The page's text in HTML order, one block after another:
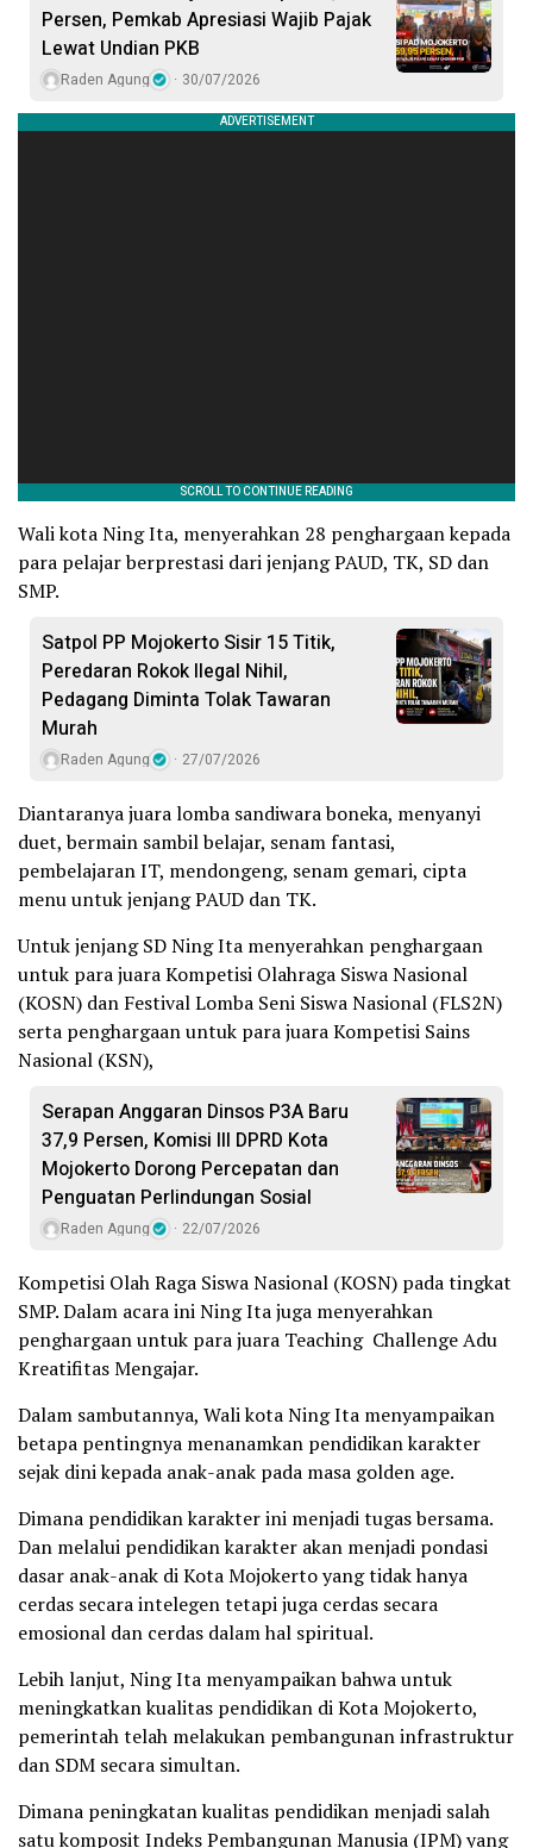
Persen, Pemkab Apresiasi Wajib Pajak
Lewat Undian PKB
Raden Agung 30/07/2026
Wali kota Ning Ita, menyerahkan 28 penghargaan kepada
para pelajar berprestasi dari jenjang PAUD, TK, SD dan
SMP.
Satpol PP Mojokerto Sisir 15 Titik,
Peredaran Rokok Ilegal Nihil,
Pedagang Diminta Tolak Tawaran
Murah
Raden Agung 27/07/2026
Diantaranya juara lomba sandiwara boneka, menyanyi
duet, bermain sambil belajar, senam fantasi,
pembelajaran IT, mendongeng, senam gemari, cipta
menu untuk jenjang PAUD dan TK.
Untuk jenjang SD Ning Ita menyerahkan penghargaan
untuk para juara Kompetisi Olahraga Siswa Nasional
(KOSN) dan Festival Lomba Seni Siswa Nasional (FLS2N)
serta penghargaan untuk para juara Kompetisi Sains
Nasional (KSN),
Serapan Anggaran Dinsos P3A Baru
37,9 Persen, Komisi III DPRD Kota
Mojokerto Dorong Percepatan dan
Penguatan Perlindungan Sosial
Raden Agung 22/07/2026
Kompetisi Olah Raga Siswa Nasional (KOSN) pada tingkat
SMP. Dalam acara ini Ning Ita juga menyerahkan
penghargaan untuk para juara Teaching Challenge Adu
Kreatifitas Mengajar.
Dalam sambutannya, Wali kota Ning Ita menyampaikan
betapa pentingnya menanamkan pendidikan karakter
sejak dini kepada anak-anak pada masa golden age.
Dimana pendidikan karakter ini menjadi tugas bersama.
Dan melalui pendidikan karakter akan menjadi pondasi
dasar anak-anak di Kota Mojokerto yang tidak hanya
cerdas secara intelegen tetapi juga cerdas secara
emosional dan cerdas dalam hal spiritual.
Lebih lanjut, Ning Ita menyampaikan bahwa untuk
meningkatkan kualitas pendidikan di Kota Mojokerto,
pemerintah telah melakukan pembangunan infrastruktur
dan SDM secara simultan.
Dimana peningkatan kualitas pendidikan menjadi salah
satu komposit Indeks Pembangunan Manusia (IPM) yang